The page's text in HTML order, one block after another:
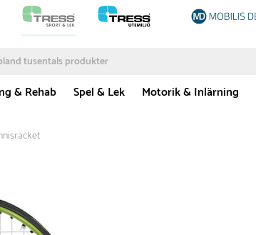
& Rehab Spel & Lek Motorik & Inlärning